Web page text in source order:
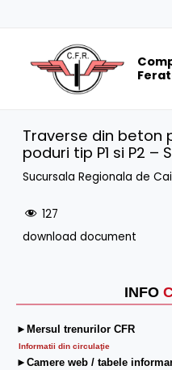
INFO
►Mersul trenurilor CFR
Informatii din circulaţie
►Camere web / tabele
Traverse din
poduri tip P1 si P2 –
Sucursala Regionala de
127
download document